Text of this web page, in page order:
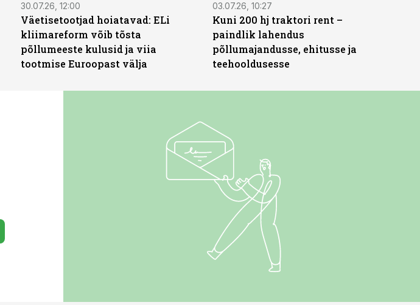
30.07.26, 12:00
Väetisetootjad hoiatavad: ELi
kliimareform võib tõsta
põllumeeste kulusid ja viia
tootmise Euroopast välja
03.07.26, 10:27
Kuni 200 hj traktori rent –
paindlik lahendus
põllumajandusse, ehitusse ja
teehooldusesse